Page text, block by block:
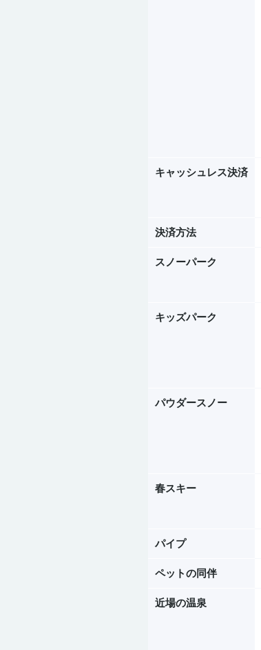
キャッシュレス決済
決済方法
スノーパーク
キッズパーク
パウダースノー
春スキー
パイプ
ペットの同伴
近場の温泉